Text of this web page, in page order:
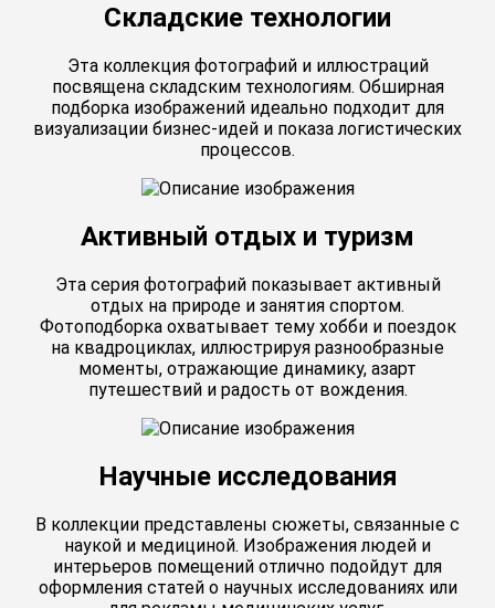
Складские технологии
Эта коллекция фотографий и иллюстраций
посвящена складским технологиям. Обширная
подборка изображений идеально подходит для
визуализации бизнес-идей и показа логистических
процессов.
Активный отдых и туризм
Эта серия фотографий показывает активный
отдых на природе и занятия спортом.
Фотоподборка охватывает тему хобби и поездок
на квадроциклах, иллюстрируя разнообразные
моменты, отражающие динамику, азарт
путешествий и радость от вождения.
Научные исследования
В коллекции представлены сюжеты, связанные с
наукой и медициной. Изображения людей и
интерьеров помещений отлично подойдут для
оформления статей о научных исследованиях или